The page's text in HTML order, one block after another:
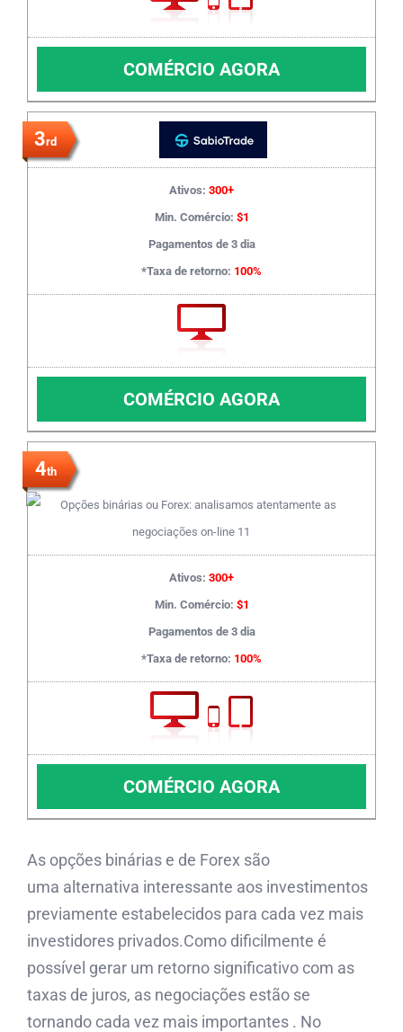
COMÉRCIO AGORA
3rd
Ativos: 300+
Min. Comércio: $1
Pagamentos de 3 dia
*Taxa de retorno: 100%
COMÉRCIO AGORA
4th
Ativos: 300+
Min. Comércio: $1
Pagamentos de 3 dia
*Taxa de retorno: 100%
COMÉRCIO AGORA
As opções binárias e de Forex são
uma alternativa interessante aos investimentos
previamente estabelecidos para cada vez mais
investidores privados.Como dificilmente é
possível gerar um retorno significativo com as
taxas de juros, as negociações estão se
tornando cada vez mais importantes . No